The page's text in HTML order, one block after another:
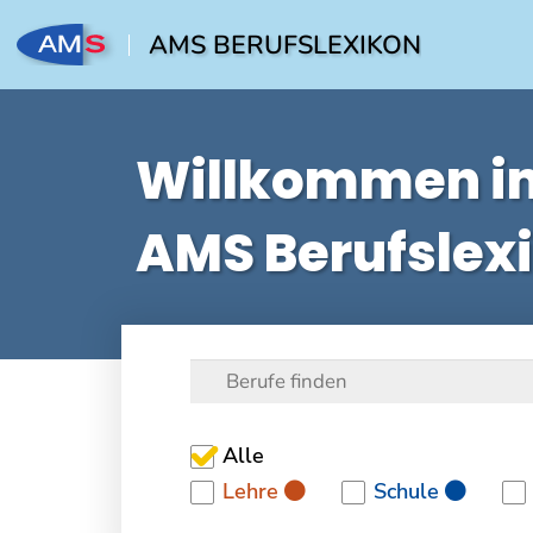
AMS BERUFSLEXIKON
Willkommen
AMS
Alle
Lehre
Schule